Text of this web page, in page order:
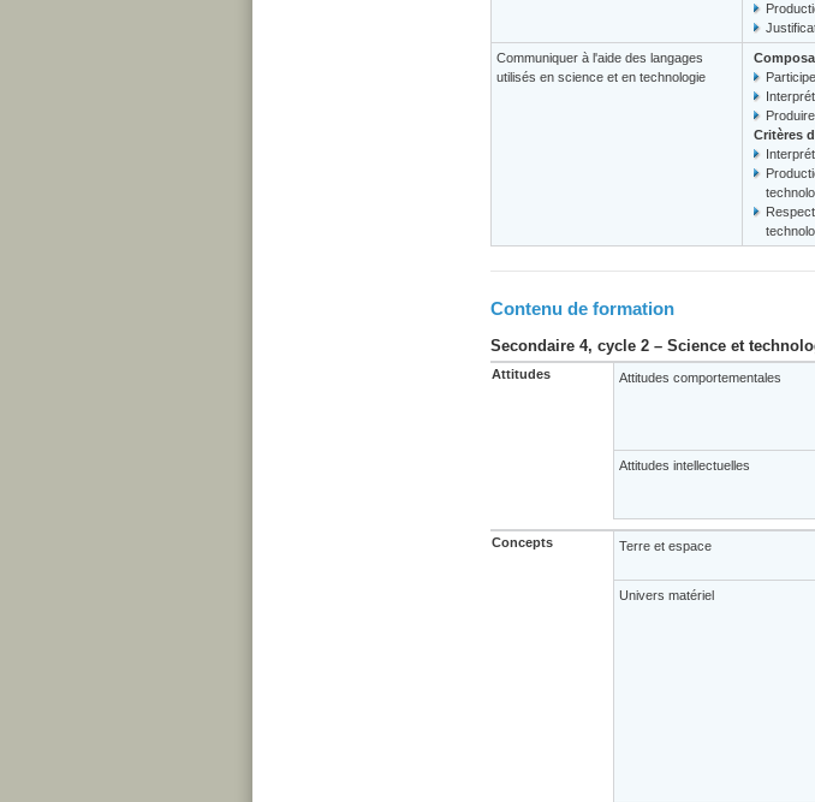
Communiquer à l'aide des langages
utilisés en science et en technologie
Critères
Contenu de formation
Secondaire 4, cycle 2 – Science et
Attitudes Attitudes comportementales
Attitudes intellectuelles
Concepts Terre et espace
Univers matériel